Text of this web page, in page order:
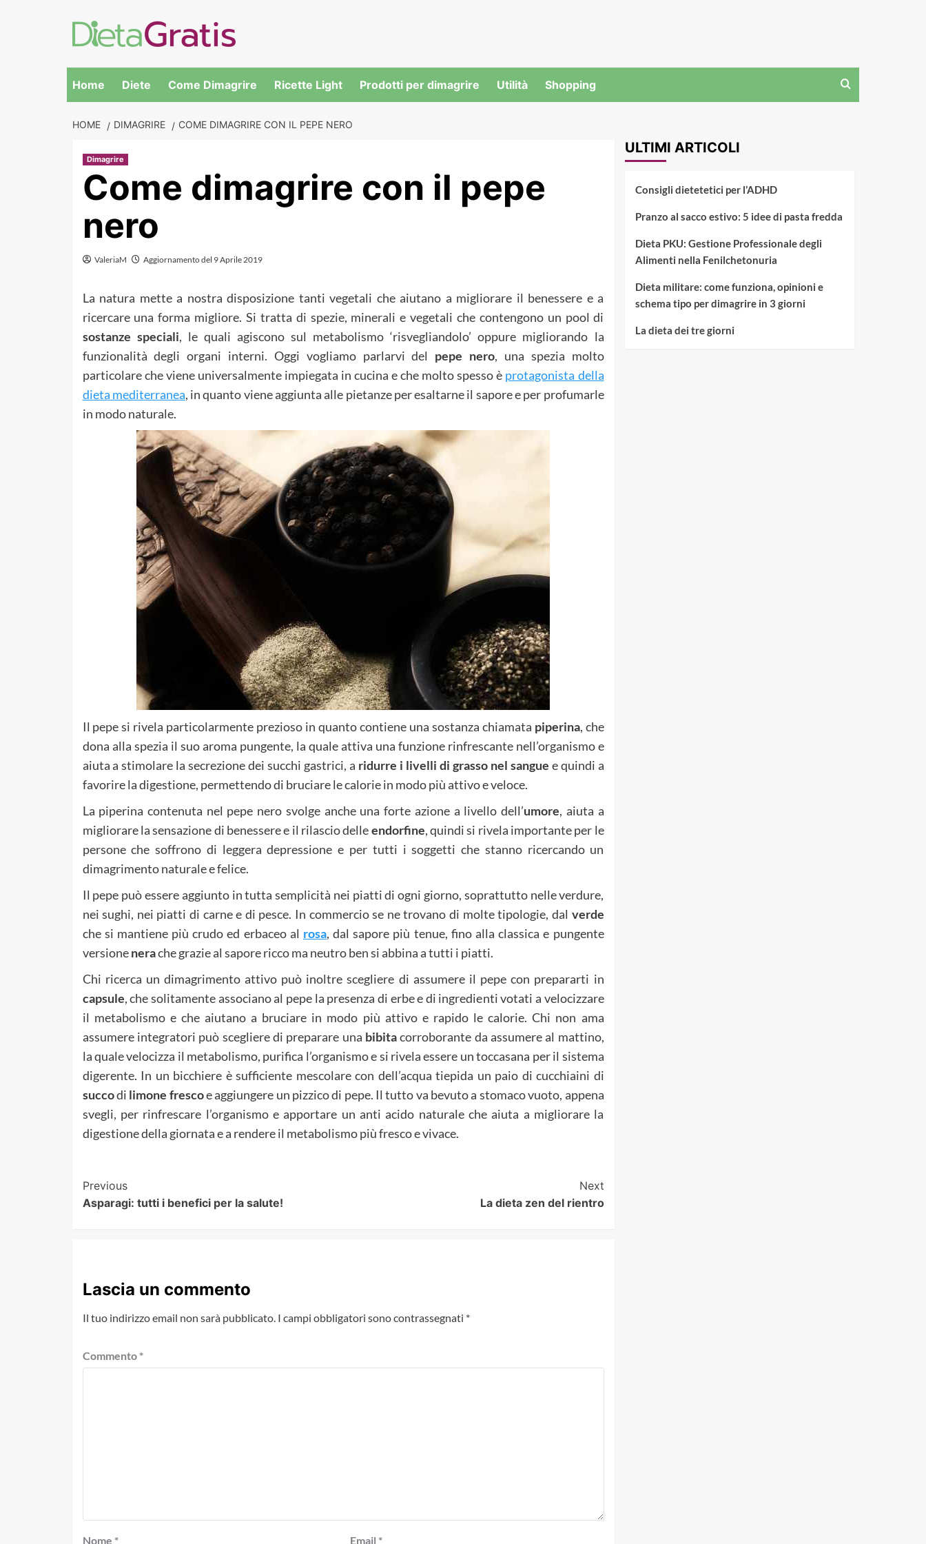
to
content
Home Diete Come Dimagrire Ricette Light Prodotti per dimagrire Utilità Shopping
HOME DIMAGRIRE COME DIMAGRIRE CON IL PEPE NERO
Dimagrire
Come dimagrire con il pepe
nero
ValeriaM Aggiornamento del 9 Aprile 2019
La natura mette a nostra disposizione tanti vegetali che aiutano a migliorare il benessere e a
ricercare una forma migliore. Si tratta di spezie, minerali e vegetali che contengono un pool di
sostanze speciali, le quali agiscono sul metabolismo ‘risvegliandolo’ oppure migliorando la
funzionalità degli organi interni. Oggi vogliamo parlarvi del pepe nero, una spezia molto
particolare che viene universalmente impiegata in cucina e che molto spesso è protagonista della
dieta mediterranea, in quanto viene aggiunta alle pietanze per esaltarne il sapore e per profumarle
in modo naturale.
Il pepe si rivela particolarmente prezioso in quanto contiene una sostanza chiamata piperina, che
dona alla spezia il suo aroma pungente, la quale attiva una funzione rinfrescante nell’organismo e
aiuta a stimolare la secrezione dei succhi gastrici, a ridurre i livelli di grasso nel sangue e quindi a
favorire la digestione, permettendo di bruciare le calorie in modo più attivo e veloce.
La piperina contenuta nel pepe nero svolge anche una forte azione a livello dell’umore, aiuta a
migliorare la sensazione di benessere e il rilascio delleendorfine, quindi si rivela importante per le
persone che soffrono di leggera depressione e per tutti i soggetti che stanno ricercando un
dimagrimento naturale e felice.
Il pepe può essere aggiunto in tutta semplicità nei piatti di ogni giorno, soprattutto nelle verdure,
nei sughi, nei piatti di carne e di pesce. In commercio se ne trovano di molte tipologie, dal verde
che si mantiene più crudo ed erbaceo al rosa, dal sapore più tenue, fino alla classica e pungente
versionenerache grazie al sapore ricco ma neutro ben si abbina a tutti i piatti.
Chi ricerca un dimagrimento attivo può inoltre scegliere di assumere il pepe con prepararti in
capsule, che solitamente associano al pepe la presenza di erbe e di ingredienti votati a velocizzare
il metabolismo e che aiutano a bruciare in modo più attivo e rapido le calorie. Chi non ama
assumere integratori può scegliere di preparare una bibitacorroborante da assumere al mattino,
la quale velocizza il metabolismo, purifica l’organismo e si rivela essere un toccasana per il sistema
digerente. In un bicchiere è sufficiente mescolare con dell’acqua tiepida un paio di cucchiaini di
succodi limone frescoe aggiungere un pizzico di pepe. Il tutto va bevuto a stomaco vuoto, appena
svegli, per rinfrescare l’organismo e apportare un anti acido naturale che aiuta a migliorare la
digestione della giornata e a rendere il metabolismo più fresco e vivace.
Post
Navigation
Previous
Asparagi: tutti i benefici per la salute!
Next
La dieta zen del rientro
Lascia un commento
Il tuo indirizzo email non sarà pubblicato. I campi obbligatori sono contrassegnati *
Commento *
Nome * Email *
ULTIMI ARTICOLI
Consigli dietetetici per l’ADHD
Pranzo al sacco estivo: 5 idee di pasta fredda
Dieta PKU: Gestione Professionale degli
Alimenti nella Fenilchetonuria
Dieta militare: come funziona, opinioni e
schema tipo per dimagrire in 3 giorni
La dieta dei tre giorni